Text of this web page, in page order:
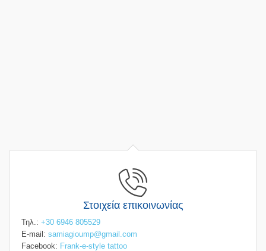
Στοιχεία επικοινωνίας
Τηλ.: +30 6946 805529
E-mail: samiagioump@gmail.com
Facebook: Frank-e-style tattoo